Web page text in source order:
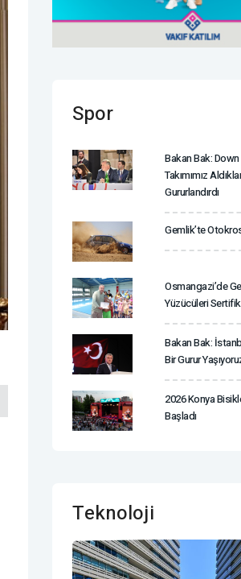
Spor
Bakan Bak:
Takımımız
Gururlandırdı
Gemlik’te
Osmangazi’de
Yüzücüleri
Bakan Bak:
Bir Gurur
2026 Konya
Başladı
Teknoloji